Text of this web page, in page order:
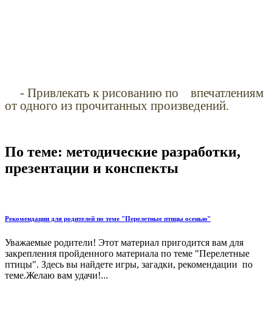
- Привлекать к рисованию по впечатлениям
от одного из прочитанных произведений.
По теме: методические разработки,
презентации и конспекты
Рекомендации для родителей по теме "Перелетные птицы осенью"
Уважаемые родители! Этот материал пригодится вам для
закрепления пройденного материала по теме "Перелетные
птицы". Здесь вы найдете игры, загадки, рекомендации по
теме.Желаю вам удачи!...